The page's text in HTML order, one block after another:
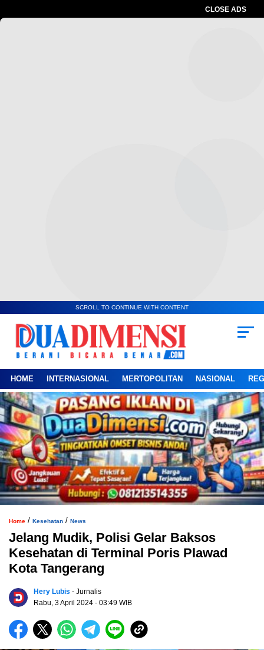
CLOSE ADS
SCROLL TO CONTINUE WITH CONTENT
HOME INTERNASIONAL MERTOPOLITAN NASIONAL
Home / Kesehatan / News
Jelang Mudik, Polisi Gelar Baksos
Kesehatan di Terminal Poris Plawad
Kota Tangerang
Hery Lubis - Jurnalis
Rabu, 3 April 2024 - 03:49 WIB